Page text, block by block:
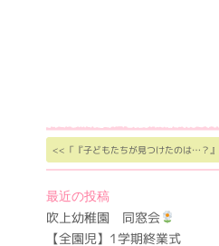
<<「『子どもたちが見つけたのは…？』
最近の投稿
吹上幼稚園 同窓会
【全園児】1学期終業式